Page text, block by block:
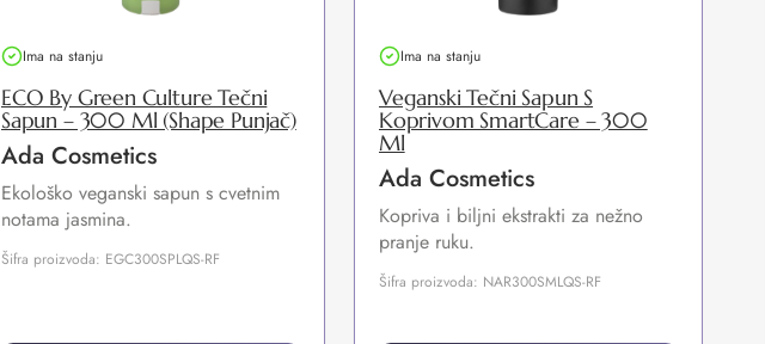
Ima na stanju
ECO By Green Culture Tečni
Sapun – 300 Ml (Shape Punjač)
Ada Cosmetics
Ekološko veganski sapun s cvetnim
notama jasmina.
Šifra proizvoda: EGC300SPLQS-RF
Ima na stanju
Veganski Tečni Sapun S
Koprivom SmartCare – 300
Ml
Ada Cosmetics
Kopriva i biljni ekstrakti za nežno
pranje ruku.
Šifra proizvoda: NAR300SMLQS-RF